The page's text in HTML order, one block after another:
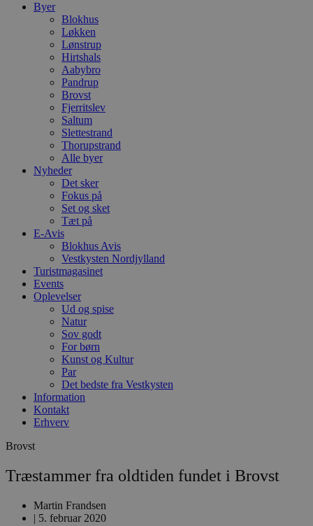
Byer
Blokhus
Løkken
Lønstrup
Hirtshals
Aabybro
Pandrup
Brovst
Fjerritslev
Saltum
Slettestrand
Thorupstrand
Alle byer
Nyheder
Det sker
Fokus på
Set og sket
Tæt på
E-Avis
Blokhus Avis
Vestkysten Nordjylland
Turistmagasinet
Events
Oplevelser
Ud og spise
Natur
Sov godt
For børn
Kunst og Kultur
Par
Det bedste fra Vestkysten
Information
Kontakt
Erhverv
Brovst
Træstammer fra oldtiden fundet i Brovst
Martin Frandsen
| 5. februar 2020